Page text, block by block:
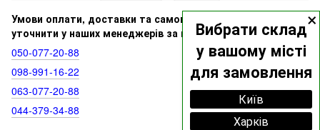
×
Вибрати склад
у вашому місті
для замовлення
Київ
Харків
Умови оплати, доставки та самовивозу ви можете
уточнити у наших менеджерів за номерами:
050‑077‑20‑88
098‑991‑16‑22
063‑077‑20‑88
044‑379‑34‑88